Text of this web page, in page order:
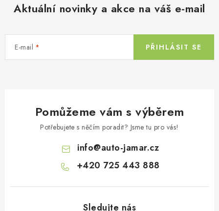
Aktuální novinky a akce na váš e-mail
E-mail PŘIHLÁSIT SE
Pomůžeme vám s výběrem
Potřebujete s něčím poradit? Jsme tu pro vás!
info@auto-jamar.cz
+420 725 443 888